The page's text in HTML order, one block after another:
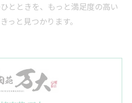
とときを、もっと満足度の高い
っと見つかります。